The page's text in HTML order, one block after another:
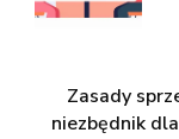
Zasady
niezbędnik